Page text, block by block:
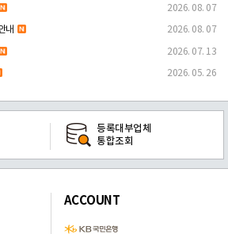
2026. 08. 07
내 2026. 08. 07
2026. 07. 13
2026. 05. 26
등록대부업체
통합조회
ACCOUNT